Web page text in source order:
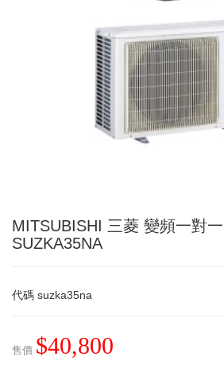
MITSUBISHI 三菱 變頻一對
SUZKA35NA
代碼 suzka35na
售價 $40,800